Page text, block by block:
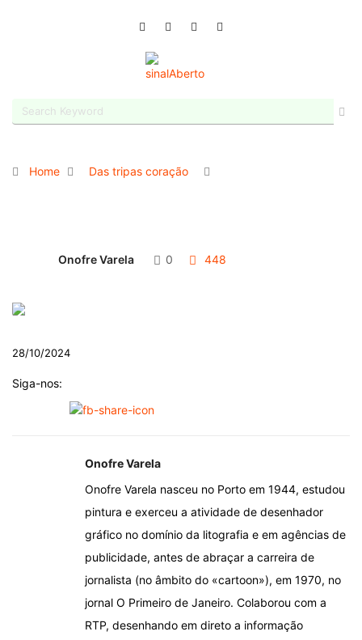
Home Das tripas coração
Onofre Varela 0 448
28/10/2024
Siga-nos:
Onofre Varela
Onofre Varela nasceu no Porto em 1944, estudou
pintura e exerceu a atividade de desenhador
gráfico no domínio da litografia e em agências de
publicidade, antes de abraçar a carreira de
jornalista (no âmbito do «cartoon»), em 1970, no
jornal O Primeiro de Janeiro. Colaborou com a
RTP, desenhando em direto a informação